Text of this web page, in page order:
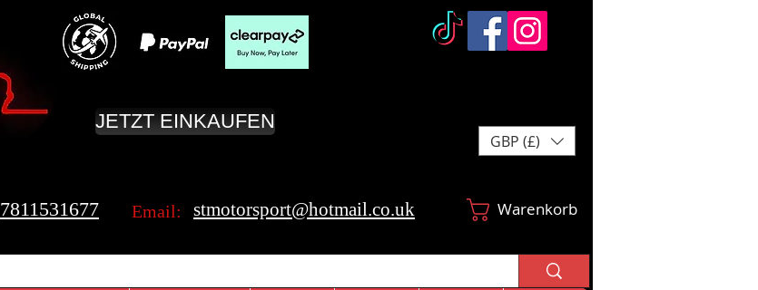
JETZT EINKAUFEN
GBP (£)
7811531677 Email: stmotorsport@hotmail.co.uk Warenkorb